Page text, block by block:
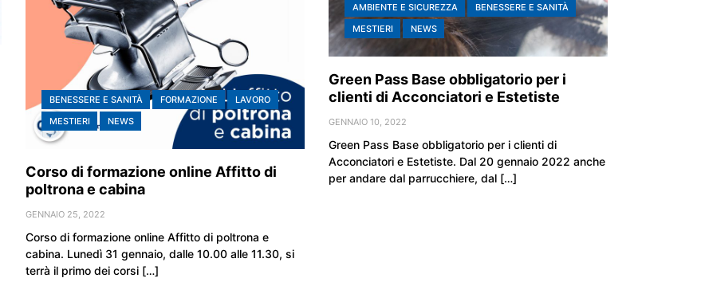
BENESSERE E SANITÀ FORMAZIONE
LAVORO
MESTIERI
NEWS
Corso di formazione online Affitto di
poltrona e cabina
GENNAIO 25, 2022
Corso di formazione online Affitto di poltrona e
cabina. Lunedì 31 gennaio, dalle 10.00 alle 11.30, si
terrà il primo dei corsi […]
AMBIENTE E SICUREZZA
BENESSERE E SANITÀ
MESTIERI
NEWS
Green Pass Base obbligatorio per i
clienti di Acconciatori e Estetiste
GENNAIO 10, 2022
Green Pass Base obbligatorio per i clienti di
Acconciatori e Estetiste. Dal 20 gennaio 2022 anche
per andare dal parrucchiere, dal […]